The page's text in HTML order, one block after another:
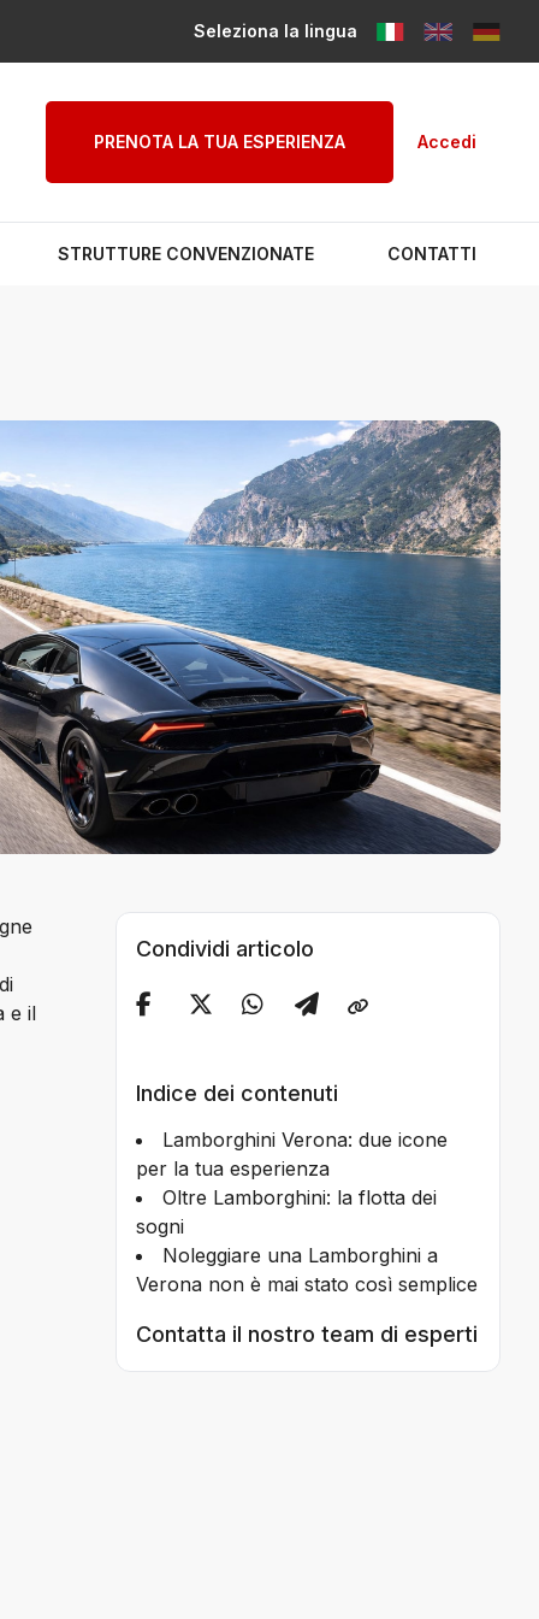
Seleziona la lingua
PRENOTA LA TUA ESPERIENZA Accedi
STRUTTURE CONVENZIONATE CONTATTI
di
e il
Condividi articolo
Indice dei contenuti
Lamborghini Verona: due icone
per la tua esperienza
Oltre Lamborghini: la flotta dei
sogni
Noleggiare una Lamborghini a
Verona non è mai stato così semplice
Contatta il nostro team di esperti